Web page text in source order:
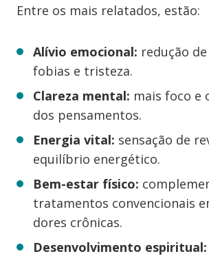
Entre os mais relatados, estão:
Alívio emocional: redução
fobias e tristeza.
Clareza mental: mais foco e
dos pensamentos.
Energia vital: sensação de
equilíbrio energético.
Bem-estar físico:
tratamentos convencionais
dores crônicas.
Desenvolvimento espiritual: